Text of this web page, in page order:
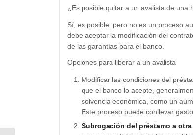
¿Es posible quitar a un avalista de una
Sí, es posible, pero no es un proceso
debe aceptar la modificación del
de las garantías para el banco.
Opciones para liberar a un avalista
Modificar las condiciones del
que el banco lo acepte,
solvencia económica, como un
Este proceso puede conllevar
Subrogación del préstamo a